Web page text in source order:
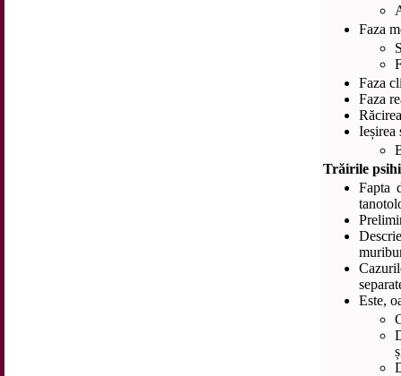
Faza
Faza
Faza
Ieșirea
Trăirile
Fapta
Este,